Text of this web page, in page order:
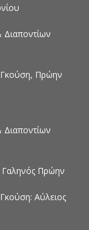
Διαποντίων
Γκούση, Πρώην
Διαποντίων
Γαληνός Πρώην
Αύλειος